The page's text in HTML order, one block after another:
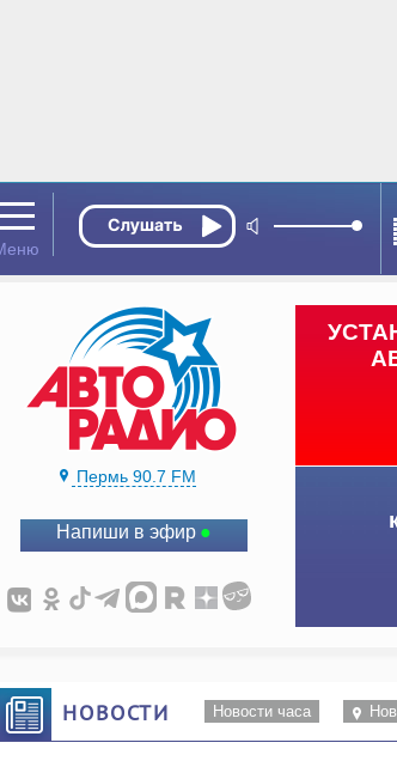
Пермь 90.7 FM
Напиши в эфир
НОВОСТИ Новости часа